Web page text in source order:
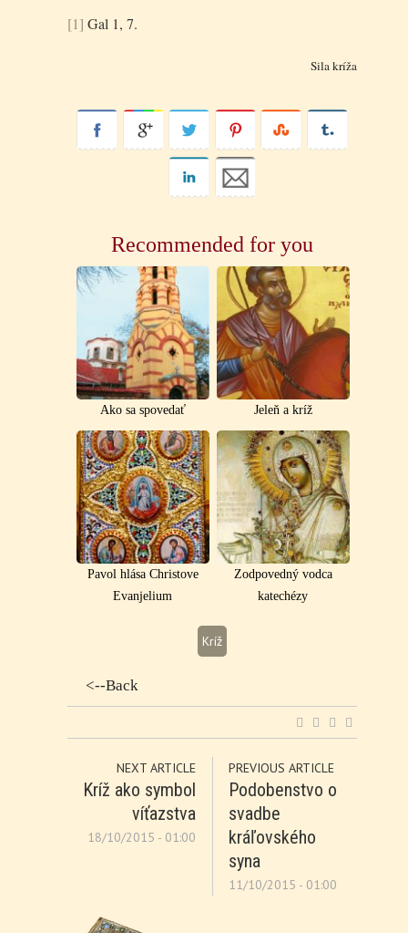
[1] Gal 1, 7.
Sila kríža
Recommended for you
Ako sa spovedať Jeleň a kríž
Pavol hlása Christove
Evanjelium
Zodpovedný vodca
katechézy
Kríž
<--Back
NEXT ARTICLE
Kríž ako symbol
víťazstva
18/10/2015 - 01:00
PREVIOUS ARTICLE
Podobenstvo o
svadbe
kráľovského
syna
11/10/2015 - 01:00